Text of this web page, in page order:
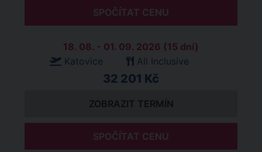
SPOČÍTAT CENU
18. 08. - 01. 09. 2026 (15 dní)
Katovice
All Inclusive
32 201 Kč
ZOBRAZIT TERMÍN
SPOČÍTAT CENU